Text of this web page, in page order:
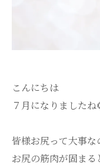
こんにちは
７月になりました
皆様お尻って大事
お尻の筋肉が固ま